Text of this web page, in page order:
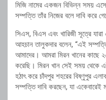
মিজি নামের একজন বিভিন্ন সময়
সম্পত্তি তাঁর নিজের বলে দাবি করে
সিএস, বিএস এবং খারিজী সূত্রে
আহচান তালুকদার বলেন, “এই
আমাদের। আমরা মিরন খানের কাছে
করেছি। মিরন খান সেই সময়
হঠাৎ করে চাঁদপুর শহরের বিষ্ণুপুর
সম্পত্তি দাবি করছেন, যা